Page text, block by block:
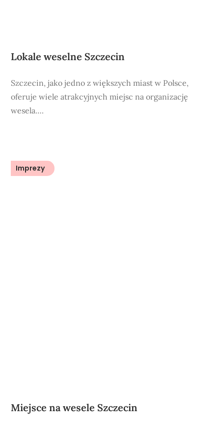
Lokale weselne Szczecin
Szczecin, jako jedno z większych miast w Polsce,
oferuje wiele atrakcyjnych miejsc na organizację
wesela….
Imprezy
Miejsce na wesele Szczecin